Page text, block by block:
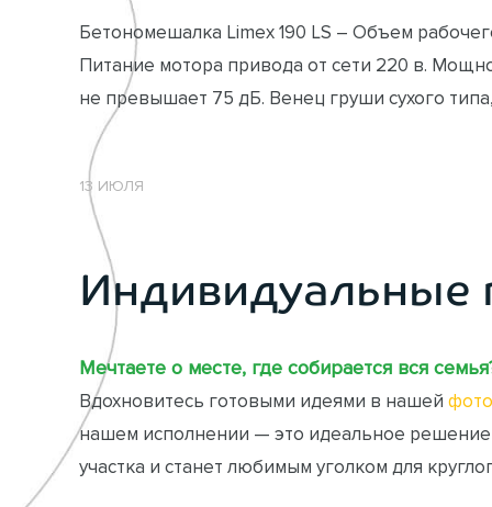
Бетономешалка Limex 190 LS – Объем
Питание мотора привода от сети 220 в.
не превышает 75 дБ. Венец груши сухого
13 ИЮЛЯ
Индивидуальные
Мечтаете о месте, где собирается вся
Вдохновитесь готовыми идеями в нашей
нашем исполнении — это идеальное
участка и станет любимым уголком для